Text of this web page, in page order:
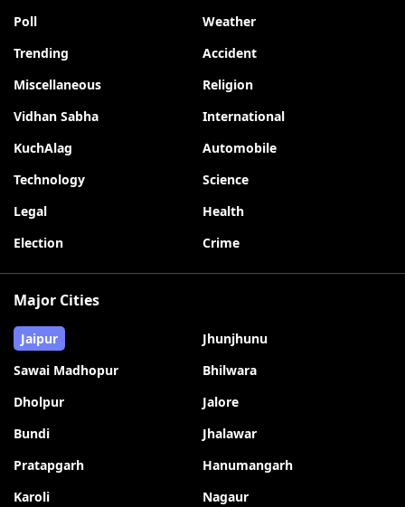
Poll
Weather
Trending
Accident
Miscellaneous
Religion
Vidhan Sabha
International
KuchAlag
Automobile
Technology
Science
Legal
Health
Election
Crime
Major Cities
Jaipur
Jhunjhunu
Sawai Madhopur
Bhilwara
Dholpur
Jalore
Bundi
Jhalawar
Pratapgarh
Hanumangarh
Karoli
Nagaur